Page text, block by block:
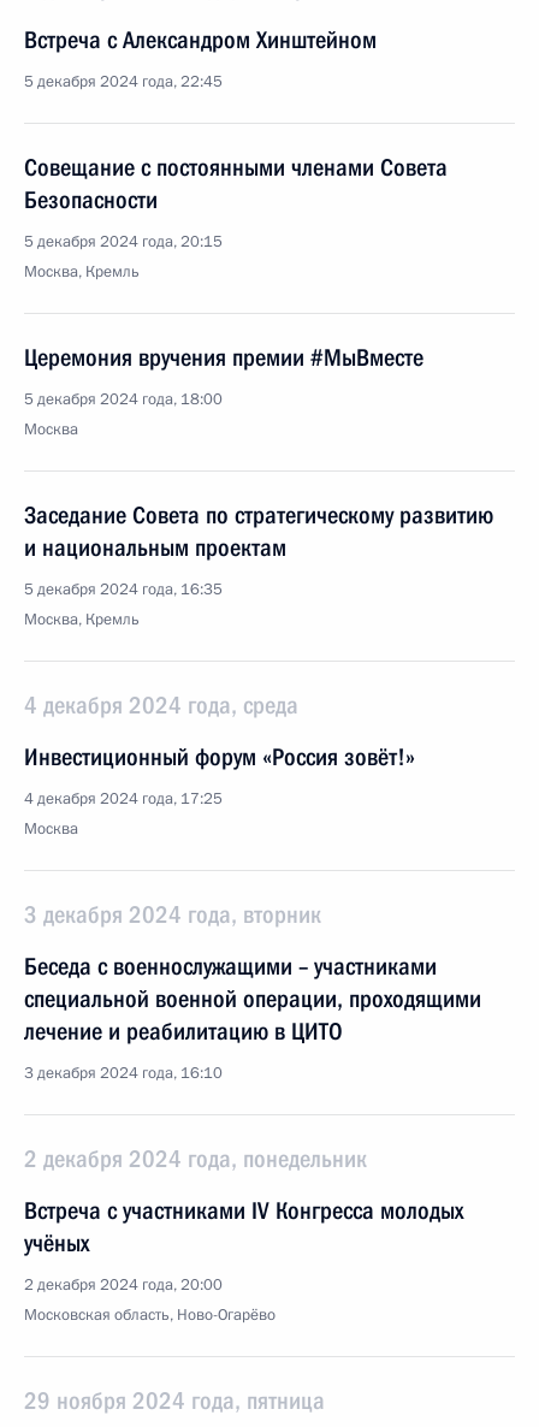
Встреча с Александром Хинштейном
5 декабря 2024 года, 22:45
Совещание с постоянными членами Совета
Безопасности
5 декабря 2024 года, 20:15
Москва, Кремль
Церемония вручения премии #МыВместе
5 декабря 2024 года, 18:00
Москва
Заседание Совета по стратегическому развитию
и национальным проектам
5 декабря 2024 года, 16:35
Москва, Кремль
4 декабря 2024 года, среда
Инвестиционный форум «Россия зовёт!»
4 декабря 2024 года, 17:25
Москва
3 декабря 2024 года, вторник
Беседа с военнослужащими – участниками
специальной военной операции, проходящими
лечение и реабилитацию в ЦИТО
3 декабря 2024 года, 16:10
2 декабря 2024 года, понедельник
Встреча с участниками IV Конгресса молодых
учёных
2 декабря 2024 года, 20:00
Московская область, Ново-Огарёво
29 ноября 2024 года, пятница